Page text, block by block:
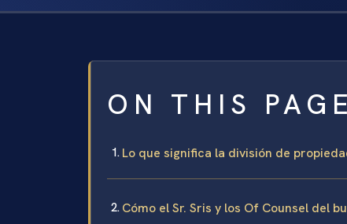
ON THIS PAGE
Lo que significa la división de
Cómo el Sr. Sris y los Of Counsel del